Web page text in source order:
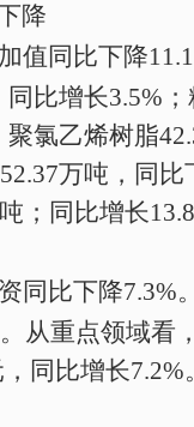
降
值同比下降11.1
同比增长3.5% ；
聚氯乙烯树脂
万吨， 同比
；同比增长
同比下降7.3%
。从重点领域看
同比增长7.2%